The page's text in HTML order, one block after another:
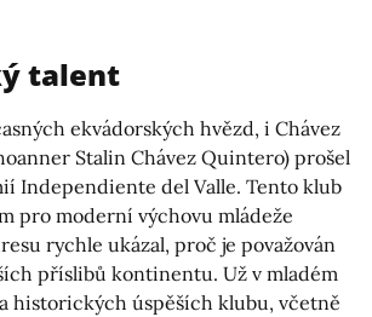
talent
ekvádorských hvězd, i Chávez
Stalin Chávez Quintero) prošel
Independiente del Valle. Tento klub
pro moderní výchovu mládeže
rychle ukázal, proč je považován
příslibů kontinentu. Už v mladém
historických úspěších klubu, včetně